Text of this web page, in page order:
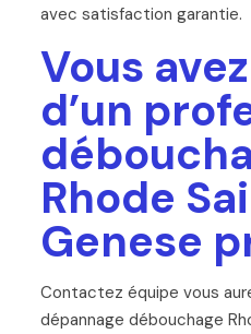
avec satisfaction garantie.
Vous
d’un
Rhode
Genese
Contactez équipe vous
dépannage débouchage